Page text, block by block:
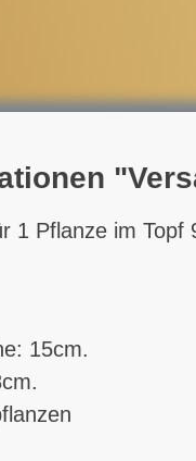
1 Pflanze im Topf
15cm.